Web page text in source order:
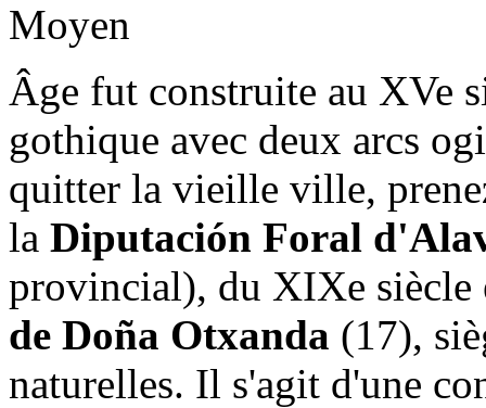
Moyen
Âge fut construite au XVe
gothique avec deux arcs
quitter la vieille ville,
la Diputación Foral
provincial), du XIXe
de Doña Otxanda (17),
naturelles. Il s'agit d'une